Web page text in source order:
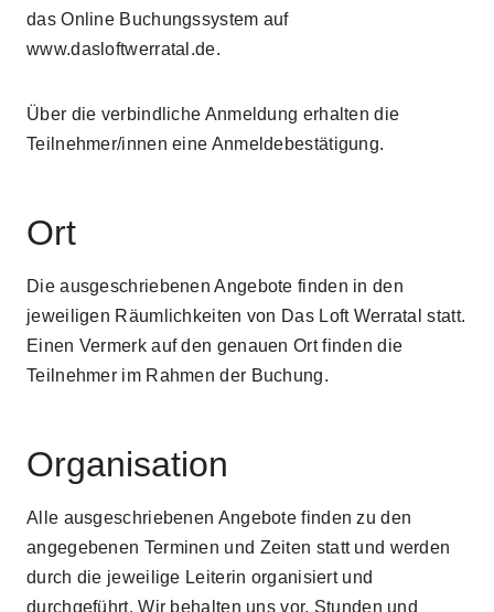
das Online Buchungssystem auf
www.dasloftwerratal.de.
Über die verbindliche Anmeldung erhalten die
Teilnehmer/innen eine Anmeldebestätigung.
Ort
Die ausgeschriebenen Angebote finden in den
jeweiligen Räumlichkeiten von Das Loft Werratal statt.
Einen Vermerk auf den genauen Ort finden die
Teilnehmer im Rahmen der Buchung.
Organisation
Alle ausgeschriebenen Angebote finden zu den
angegebenen Terminen und Zeiten statt und werden
durch die jeweilige Leiterin organisiert und
durchgeführt. Wir behalten uns vor, Stunden und